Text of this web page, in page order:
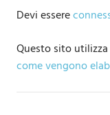
Devi essere
Questo sito
come vengono